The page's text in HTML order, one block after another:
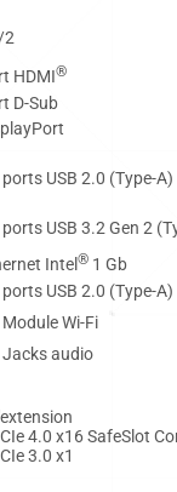
2
HDMI®
D-Sub
USB 2.0 (Type-A)
USB 3.2 Gen 2
Intel ®1 Gb
USB 2.0 (Type-A)
Module Wi-Fi
Jacks audio
4.0 x16 SafeSlot
3.0 x1